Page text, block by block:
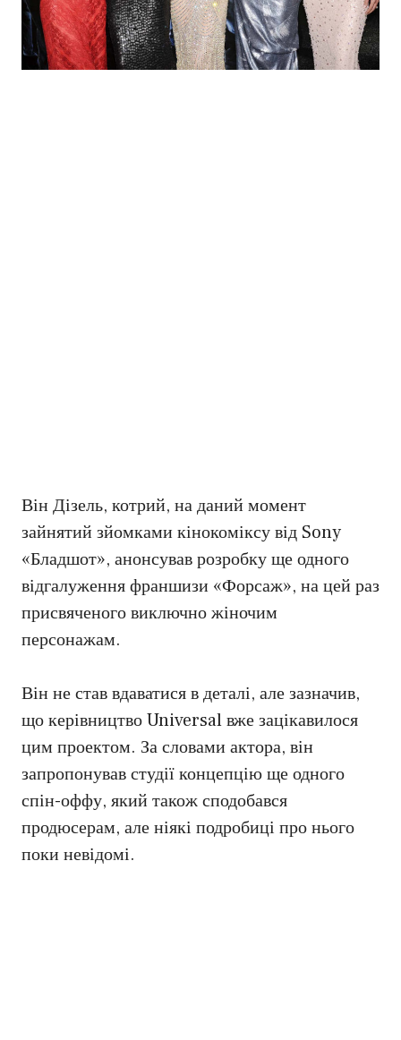
Він Дізель, котрий, на даний момент
зайнятий зйомками кінокоміксу від Sony
«Бладшот», анонсував розробку ще одного
відгалуження франшизи «Форсаж», на цей раз
присвяченого виключно жіночим
персонажам.
Він не став вдаватися в деталі, але зазначив,
що керівництво Universal вже зацікавилося
цим проектом. За словами актора, він
запропонував студії концепцію ще одного
спін-оффу, який також сподобався
продюсерам, але ніякі подробиці про нього
поки невідомі.